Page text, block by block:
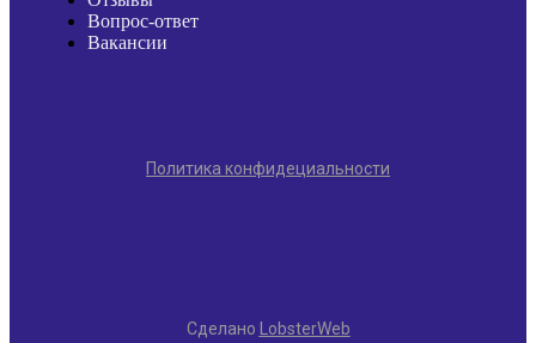
Вопрос-ответ
Вакансии
Политика конфидециальности
Сделано LobsterWeb